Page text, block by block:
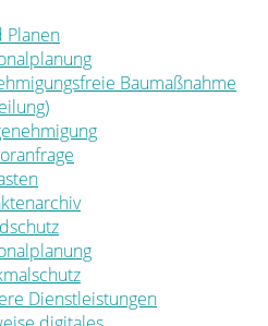
Planen
Baumaßnahme
Dienstleistungen